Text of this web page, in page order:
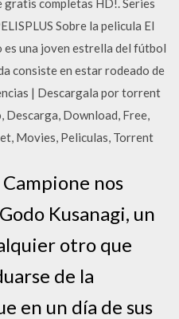
gratis completas HD!. Series
Sobre la pelicula El
una joven estrella del fútbol
consiste en estar rodeado de
| Descargala por torrent
Descarga, Download, Free,
Movies, Peliculas, Torrent
nos
Kusanagi, un
otro que
de la
en un día de sus